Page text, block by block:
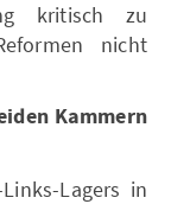
kritisch zu
nicht
Kammern
Lagers in